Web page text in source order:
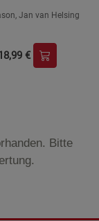
Jan van Helsing
€
Bitte